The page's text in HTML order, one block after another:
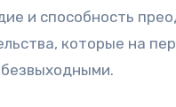
и способность
которые на